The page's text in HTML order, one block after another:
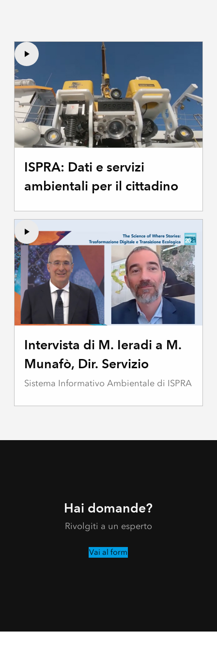
ISPRA: Dati e servizi
ambientali per il cittadino
Intervista di M. Ieradi a M.
Munafò, Dir. Servizio
Sistema Informativo Ambientale di ISPRA
Hai domande?
Rivolgiti a un esperto
Vai al form